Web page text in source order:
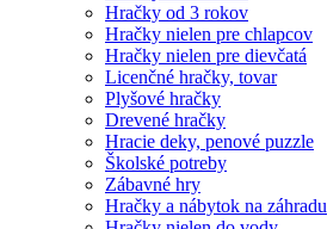
Hračky od 3 rokov
Hračky nielen pre chlapcov
Hračky nielen pre dievčatá
Licenčné hračky, tovar
Plyšové hračky
Drevené hračky
Hracie deky, penové puzzle
Školské potreby
Zábavné hry
Hračky a nábytok na záhradu